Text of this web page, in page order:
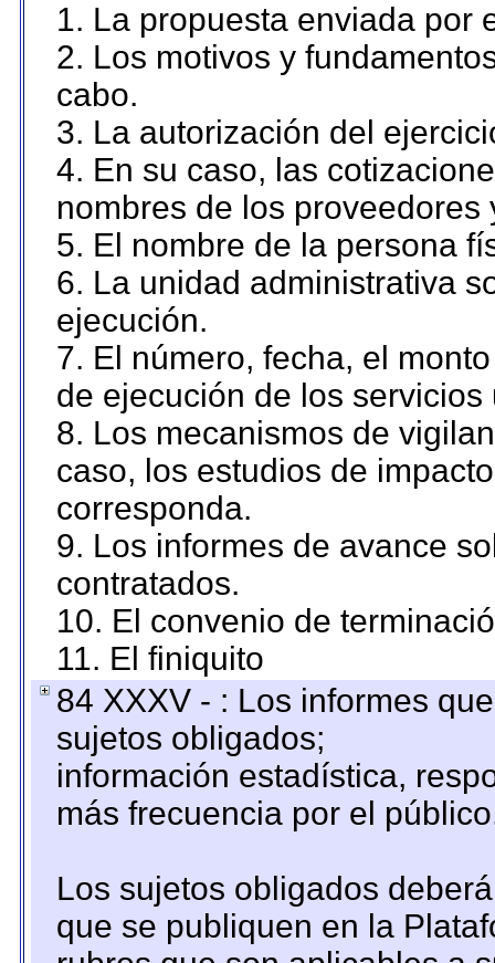
1. La propuesta enviada por
2. Los motivos y
cabo.
3. La autorización del
4. En su caso, las
nombres de los proveedores
5. El nombre de la persona
6. La unidad administrativa
ejecución.
7. El número, fecha, el
de ejecución de los servicios
8. Los mecanismos de
caso, los estudios de
corresponda.
9. Los informes de avance
contratados.
10. El convenio de
11. El finiquito
84 XXXV - : Los informes
sujetos obligados;
información estadística,
más frecuencia por el
Los sujetos obligados
que se publiquen en la